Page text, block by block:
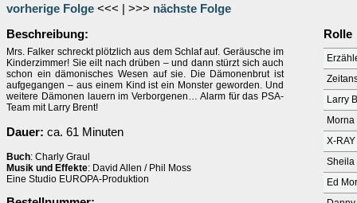
vorherige Folge <<< | >>> nächste Folge
Beschreibung:
Mrs. Falker schreckt plötzlich aus dem Schlaf auf. Geräusche im
Kinderzimmer! Sie eilt nach drüben – und dann stürzt sich auch
schon ein dämonisches Wesen auf sie. Die Dämonenbrut ist
aufgegangen – aus einem Kind ist ein Monster geworden. Und
weitere Dämonen lauern im Verborgenen… Alarm für das PSA-
Team mit Larry Brent!
Dauer: ca. 61 Minuten
Buch: Charly Graul
Musik und Effekte: David Allen / Phil Moss
Eine Studio EUROPA-Produktion
Rolle
Larry
X-
Sheila
Ed